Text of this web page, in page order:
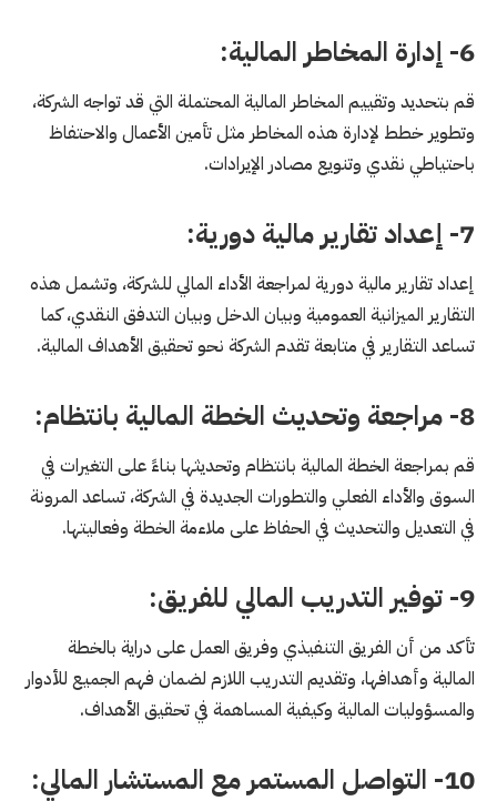
6- إدارة المخاطر المالية:
قم بتحديد وتقييم المخاطر المالية المحتملة التي قد تواجه الشركة،
وتطوير خطط لإدارة هذه المخاطر مثل تأمين الأعمال والاحتفاظ
باحتياطي نقدي وتنويع مصادر الإيرادات.
7- إعداد تقارير مالية دورية:
إعداد تقارير مالية دورية لمراجعة الأداء المالي للشركة، وتشمل هذه
التقارير الميزانية العمومية وبيان الدخل وبيان التدفق النقدي، كما
تساعد التقارير في متابعة تقدم الشركة نحو تحقيق الأهداف المالية.
8- مراجعة وتحديث الخطة المالية بانتظام:
قم بمراجعة الخطة المالية بانتظام وتحديثها بناءً على التغيرات في
السوق والأداء الفعلي والتطورات الجديدة في الشركة، تساعد المرونة
في التعديل والتحديث في الحفاظ على ملاءمة الخطة وفعاليتها.
9- توفير التدريب المالي للفريق:
تأكد من أن الفريق التنفيذي وفريق العمل على دراية بالخطة
المالية وأهدافها، وتقديم التدريب اللازم لضمان فهم الجميع للأدوار
والمسؤوليات المالية وكيفية المساهمة في تحقيق الأهداف.
10- التواصل المستمر مع المستشار المالي: